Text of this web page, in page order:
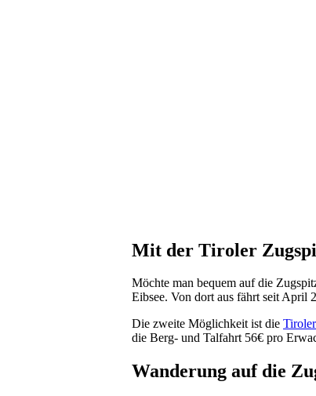
Mit der Tiroler
Möchte man bequem auf die
Eibsee. Von dort aus fährt seit April
Die zweite Möglichkeit ist die
die Berg- und Talfahrt 56€ pro
Wanderung auf die